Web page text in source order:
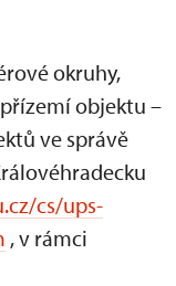
okruhy,
objektu –
ve správě
cs/ups-
, v rámci